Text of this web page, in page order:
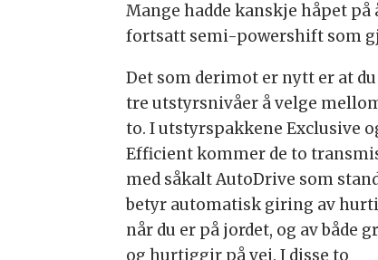
Mange hadde kanskje håpet
fortsatt semi-powershift som
Det som derimot er nytt er at
tre utstyrsnivåer å velge
to. I utstyrspakkene Exclusive
Efficient kommer de to
med såkalt AutoDrive som
betyr automatisk giring av
når du er på jordet, og av både
og hurtiggir på vei. I disse to